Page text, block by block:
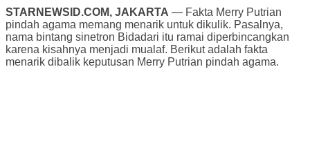
STARNEWSID.COM, JAKARTA — Fakta Merry Putrian
pindah agama memang menarik untuk dikulik. Pasalnya,
nama bintang sinetron Bidadari itu ramai diperbincangkan
karena kisahnya menjadi mualaf. Berikut adalah fakta
menarik dibalik keputusan Merry Putrian pindah agama.